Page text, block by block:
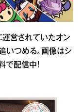
運営されていたオン
いつめる。画像はシ
で配信中！